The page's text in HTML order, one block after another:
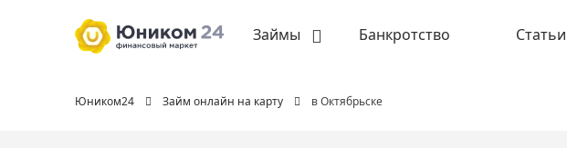
Займы Банкротство Статьи
Юником24 Займ онлайн на карту в Октябрьске